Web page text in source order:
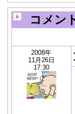
コメン
2008年
11月26日
17:30